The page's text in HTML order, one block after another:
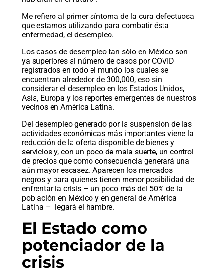
Me refiero al primer síntoma de la cura defectuosa
que estamos utilizando para combatir ésta
enfermedad, el desempleo.
Los casos de desempleo tan sólo en México son
ya superiores al número de casos por COVID
registrados en todo el mundo los cuales se
encuentran alrededor de 300,000, eso sin
considerar el desempleo en los Estados Unidos,
Asia, Europa y los reportes emergentes de nuestros
vecinos en América Latina.
Del desempleo generado por la suspensión de las
actividades económicas más importantes viene la
reducción de la oferta disponible de bienes y
servicios y, con un poco de mala suerte, un control
de precios que como consecuencia generará una
aún mayor escasez. Aparecen los mercados
negros y para quienes tienen menor posibilidad de
enfrentar la crisis – un poco más del 50% de la
población en México y en general de América
Latina – llegará el hambre.
El Estado como
potenciador de la
crisis